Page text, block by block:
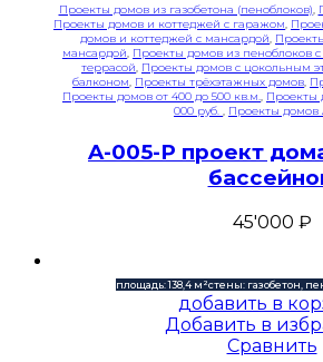
Проекты домов из газобетона (пеноблоков),
Проекты домов и коттеджей с гаражом,
домов и коттеджей с мансардой,
мансардой, Проекты домов из пеноблоков
террасой, Проекты домов с цокольным
балконом, Проекты трёхэтажных домов,
Проекты домов от 400 до 500 кв.м., Проекты
000 руб. , Проекты домов
A-005-P проект
45'000 ₽
площадь: 138,4 м²стены: газобетон,
добавить в
Добавить в
Сравнить